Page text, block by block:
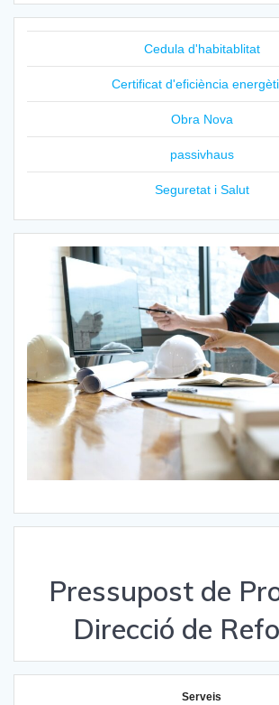
Cedula d'habitablitat
Certificat d'eficiència
Obra Nova
passivhaus
Seguretat i Salut
Pressupost de
Direcció de
Serveis